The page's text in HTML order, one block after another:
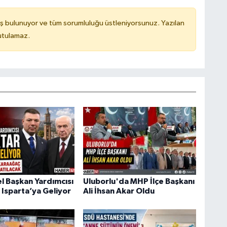
bulunuyor ve tüm sorumluluğu üstleniyorsunuz. Yazılan
Başkan Yardımcısı
Geliyor
Uluborlu'da MHP İlçe Başkanı
Ali İhsan Akar Oldu